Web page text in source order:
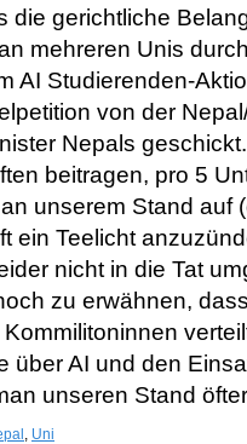
die gerichtliche
mehreren Unis
AI Studierenden-
von der
Nepals
beitragen, pro 5
unserem Stand auf
ein Teelicht
nicht in die Tat
zu erwähnen,
über AI und den
unseren Stand
Uni